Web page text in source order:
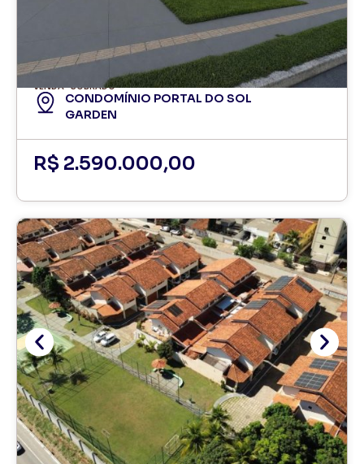
VENDA SOBRADO
CONDOMÍNIO PORTAL DO SOL
GARDEN
R$ 2.590.000,00